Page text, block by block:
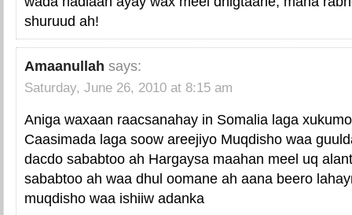
shuruud ah!
Amaanullah says:
Saturday, June 26, 2010 at 8:15 am
Aniga waxaan raacsanahay in Somalia laga
Caasimada laga soow areejiyo Muqdisho waa
dacdo sababtoo ah Hargaysa maahan meel uq
sababtoo ah waa dhul oomane ah aana beero
muqdisho waa ishiiw adanka